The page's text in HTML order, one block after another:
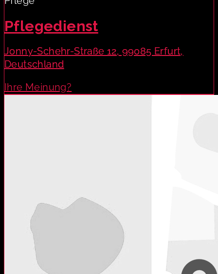
Pflegedienst
Jonny-Schehr-Straße 12, 99085 Erfurt,
Deutschland
Ihre Meinung?